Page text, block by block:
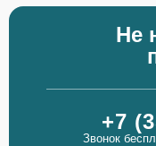
Не
+7
Звонок